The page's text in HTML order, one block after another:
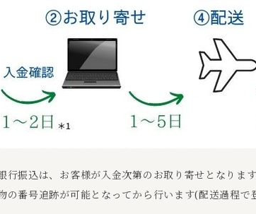
振込は、お客様が入金次第のお取り寄せとなります
番号追跡が可能となってから行います(配送過程